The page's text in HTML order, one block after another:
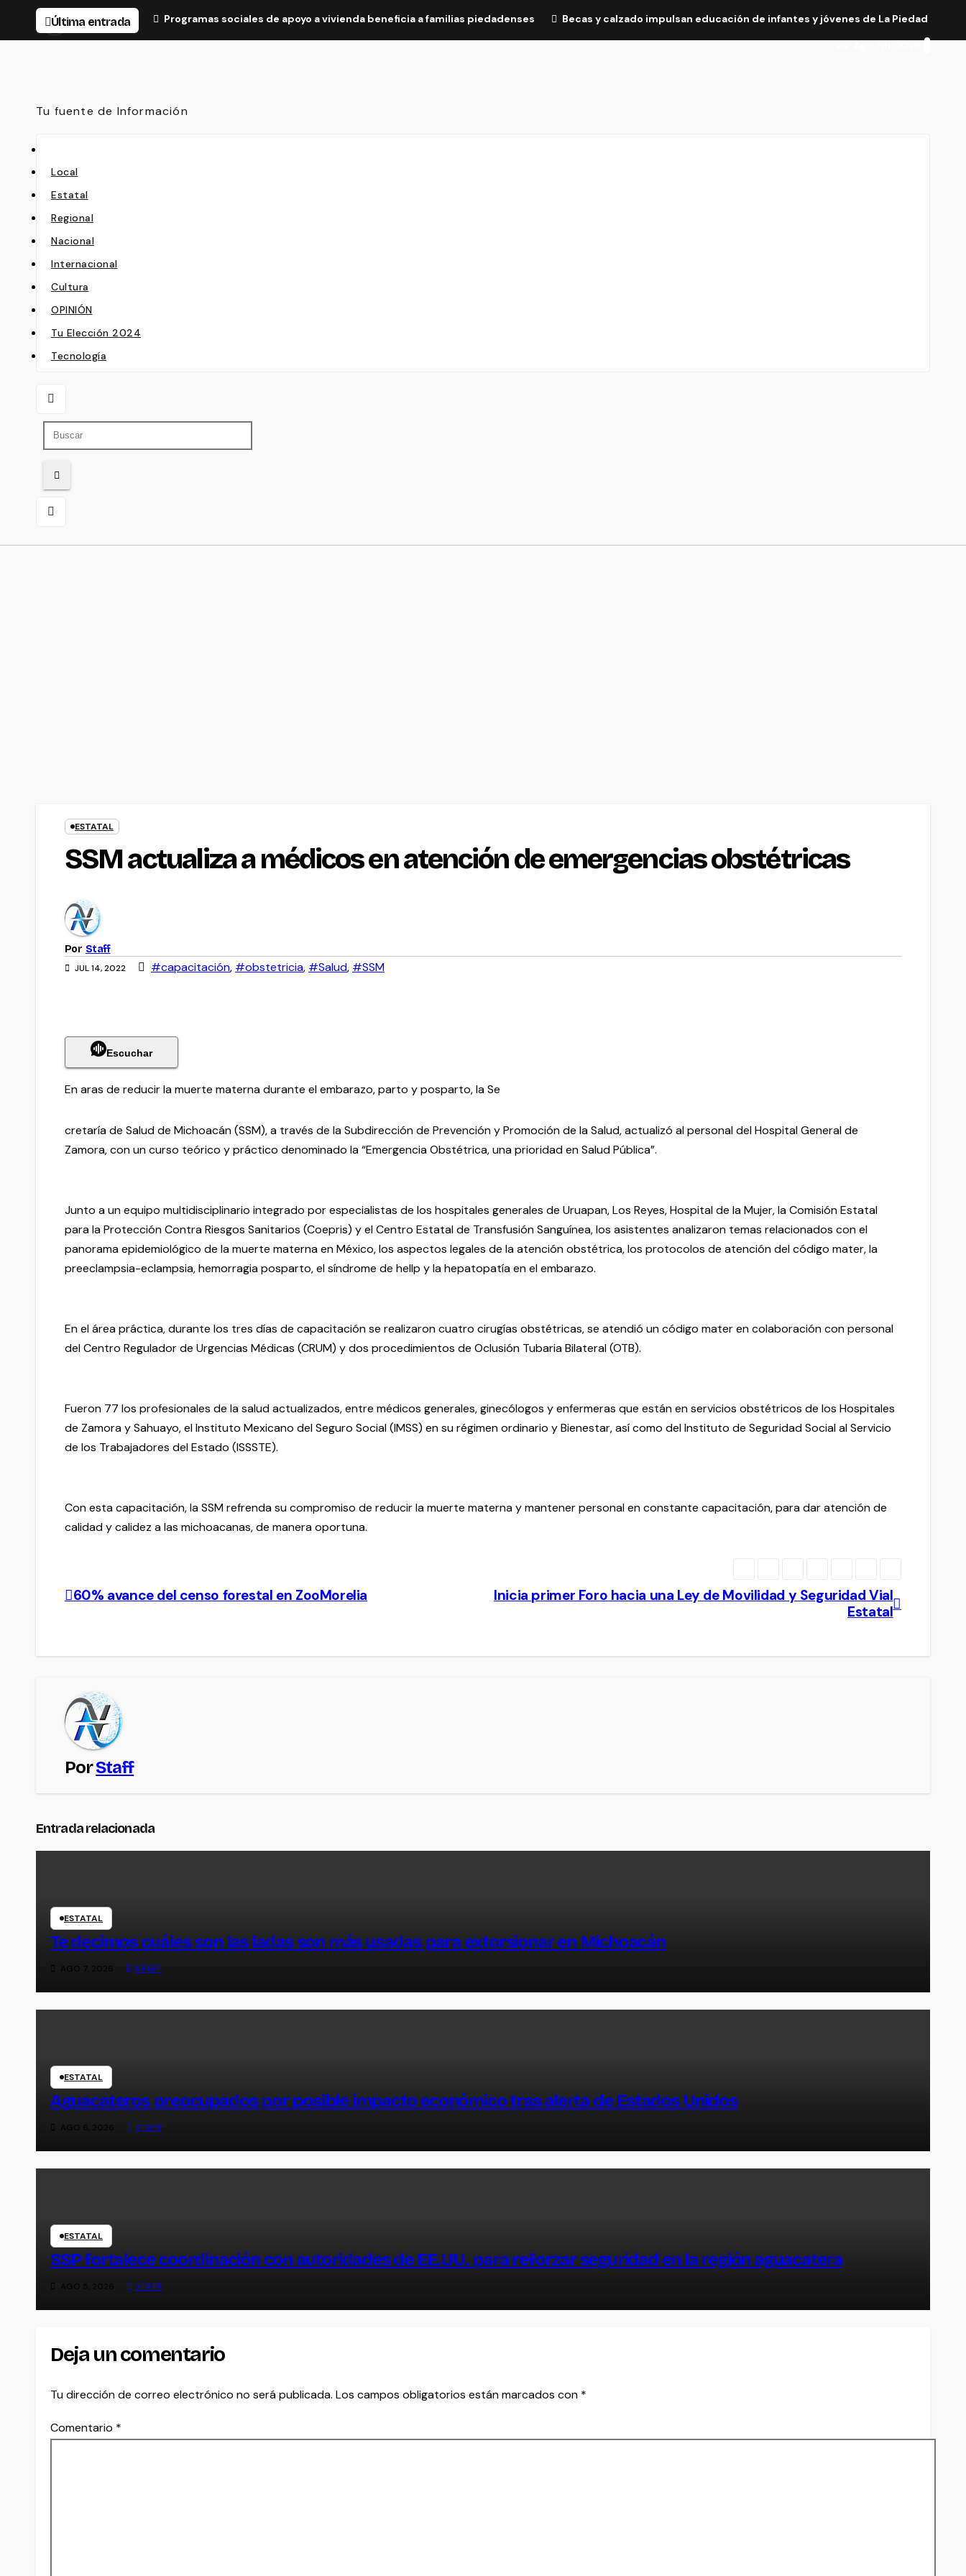
Última entrada Programas sociales de apoyo a vivienda beneficia a familias piedadenses Becas y calzado impulsan educación de infantes y jóvenes de La Piedad
Tu fuente de Información
Local
Estatal
Regional
Nacional
Internacional
Cultura
OPINIÓN
Tu Elección 2024
Tecnología
ESTATAL
SSM actualiza a médicos en atención de emergencias obstétricas
Por Staff
JUL 14, 2022 #capacitación, #obstetricia, #Salud, #SSM
Escuchar
En aras de reducir la muerte materna durante el embarazo, parto y posparto, la Se
cretaría de Salud de Michoacán (SSM), a través de la Subdirección de Prevención y Promoción de la Salud, actualizó al personal del Hospital General de
Zamora, con un curso teórico y práctico denominado la “Emergencia Obstétrica, una prioridad en Salud Pública”.
Junto a un equipo multidisciplinario integrado por especialistas de los hospitales generales de Uruapan, Los Reyes, Hospital de la Mujer, la Comisión Estatal
para la Protección Contra Riesgos Sanitarios (Coepris) y el Centro Estatal de Transfusión Sanguínea, los asistentes analizaron temas relacionados con el
panorama epidemiológico de la muerte materna en México, los aspectos legales de la atención obstétrica, los protocolos de atención del código mater, la
preeclampsia-eclampsia, hemorragia posparto, el síndrome de hellp y la hepatopatía en el embarazo.
En el área práctica, durante los tres días de capacitación se realizaron cuatro cirugías obstétricas, se atendió un código mater en colaboración con personal
del Centro Regulador de Urgencias Médicas (CRUM) y dos procedimientos de Oclusión Tubaria Bilateral (OTB).
Fueron 77 los profesionales de la salud actualizados, entre médicos generales, ginecólogos y enfermeras que están en servicios obstétricos de los Hospitales
de Zamora y Sahuayo, el Instituto Mexicano del Seguro Social (IMSS) en su régimen ordinario y Bienestar, así como del Instituto de Seguridad Social al Servicio
de los Trabajadores del Estado (ISSSTE).
Con esta capacitación, la SSM refrenda su compromiso de reducir la muerte materna y mantener personal en constante capacitación, para dar atención de
calidad y calidez a las michoacanas, de manera oportuna.
Navegación
entradas
Inicia primer Foro hacia una Ley de Movilidad y Seguridad Vial
Estatal
60% avance del censo forestal en ZooMorelia
PorStaff
Entrada relacionada
ESTATAL
Te decimos cuáles son las ladas son más usadas para extorsionar en Michoacán
AGO 7, 2026 STAFF
ESTATAL
Aguacateros preocupados por posible impacto económico tras alerta de Estados Unidos
AGO 6, 2026 STAFF
ESTATAL
SSP fortalece coordinación con autoridades de EE.UU. para reforzar seguridad en la región aguacatera
AGO 5, 2026 STAFF
Deja un comentario
Tu dirección de correo electrónico no será publicada. Los campos obligatorios están marcados con *
Comentario *